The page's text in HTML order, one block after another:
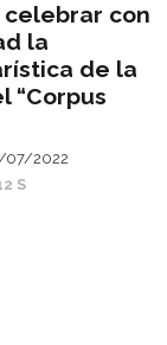
celebrar con
la
de la
“Corpus
07/2022
S